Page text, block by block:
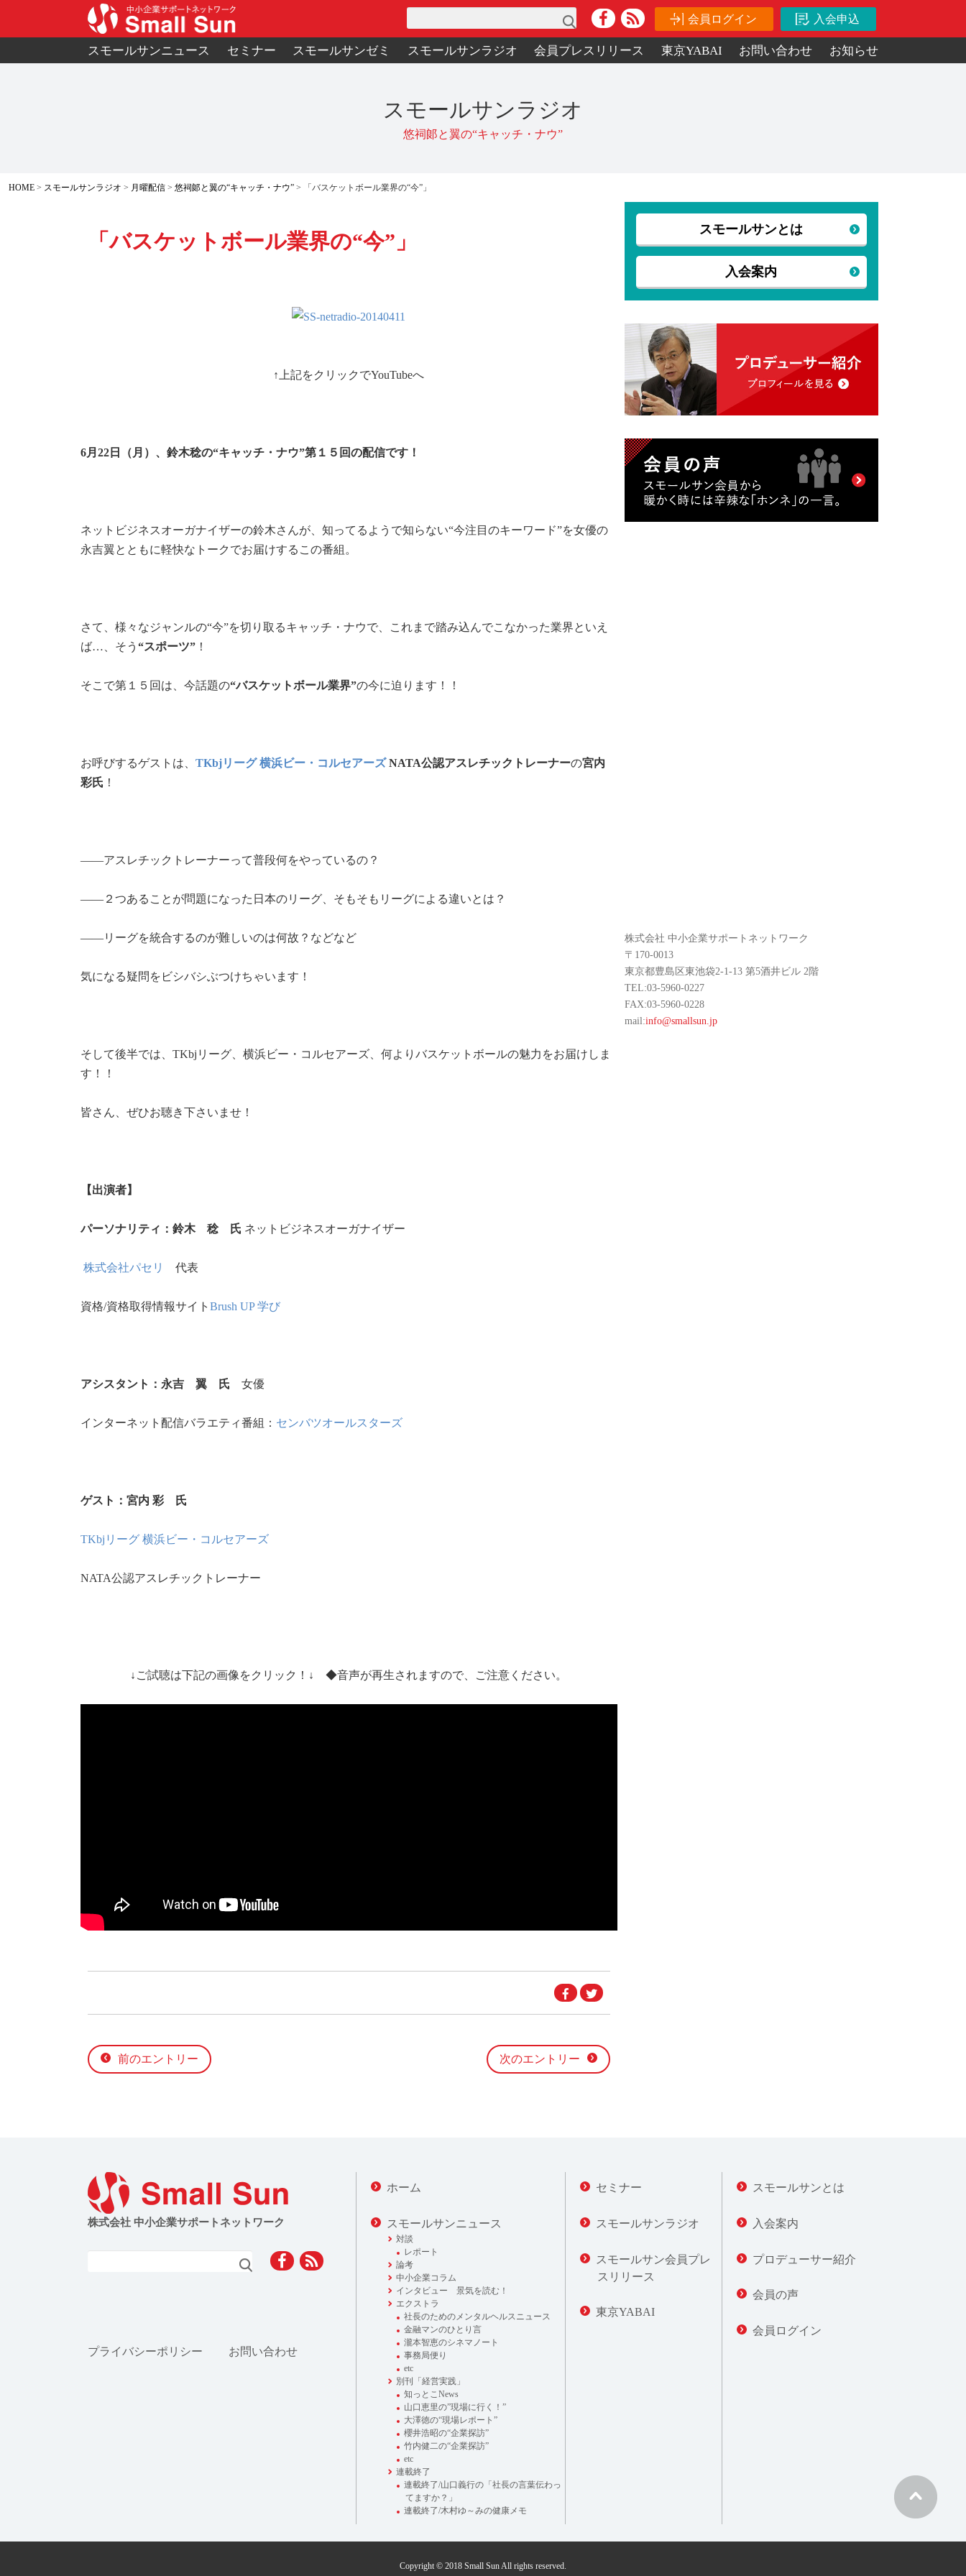
検索 会員ログイン 入会申込
スモールサンニュース セミナー スモールサンゼミ スモールサンラジオ 会員プレスリリース 東京YABAI お問い合わせ お知らせ
スモールサンラジオ
悠祠郞と翼の“キャッチ・ナウ”
HOME スモールサンラジオ 月曜配信 悠祠郞と翼の“キャッチ・ナウ” 「バスケットボール業界の“今”」
「バスケットボール業界の“今”」
↑上記をクリックでYouTubeへ
6月22日（月）、鈴木稔の“キャッチ・ナウ”第１５回の配信です！
ネットビジネスオーガナイザーの鈴木さんが、知ってるようで知らない“今注目のキーワード”を女優の
永吉翼とともに軽快なトークでお届けするこの番組。
さて、様々なジャンルの“今”を切り取るキャッチ・ナウで、これまで踏み込んでこなかった業界といえ
ば…、そう “スポーツ” ！
そこで第１５回は、今話題の“バスケットボール業界”の今に迫ります！！
お呼びするゲストは、 TKbjリーグ 横浜ビー・コルセアーズ NATA公認アスレチックトレーナーの宮内
彩氏 ！
――アスレチックトレーナーって普段何をやっているの？
――２つあることが問題になった日本のリーグ、そもそもリーグによる違いとは？
――リーグを統合するのが難しいのは何故？などなど
気になる疑問をビシバシぶつけちゃいます！
そして後半では、TKbjリーグ、横浜ビー・コルセアーズ、何よりバスケットボールの魅力をお届けしま
す！！
皆さん、ぜひお聴き下さいませ！
【出演者】
パーソナリティ：鈴木 稔 氏 ネットビジネスオーガナイザー
株式会社パセリ 代表
資格/資格取得情報サイト Brush UP 学び
アシスタント：永吉 翼 氏 女優
インターネット配信バラエティ番組： センバツオールスターズ
ゲスト：宮内 彩 氏
TKbjリーグ 横浜ビー・コルセアーズ
NATA公認アスレチックトレーナー
↓ご試聴は下記の画像をクリック！↓ ◆音声が再生されますので、ご注意ください。
Facebook
で
す
る
Twitter
で
す
る
前のエントリー 次のエントリー
スモールサンとは
入会案内
株式会社 中小企業サポートネットワーク
〒170-0013
東京都豊島区東池袋2-1-13 第5酒井ビル 2階
TEL:03-5960-0227
FAX:03-5960-0228
mail:info@smallsun.jp
株式会社 中小企業サポートネットワーク
プライバシーポリシー お問い合わせ
ホーム
スモールサンニュース
対談
レポート
論考
中小企業コラム
インタビュー 景気を読む！
エクストラ
社長のためのメンタルヘルスニュース
金融マンのひとり言
瀧本智恵のシネマノート
事務局便り
etc
別刊「経営実践」
知っとこNews
山口恵里の”現場に行く！”
大澤徳の“現場レポート”
櫻井浩昭の“企業探訪”
竹内健二の“企業探訪”
etc
連載終了
連載終了/山口義行の「社長の言葉伝わっ
てますか？」
連載終了/木村ゆ～みの健康メモ
セミナー
スモールサンラジオ
スモールサン会員プレ
スリリース
東京YABAI
スモールサンとは
入会案内
プロデューサー紹介
会員の声
会員ログイン
Copyright © 2018 Small Sun All rights reserved.